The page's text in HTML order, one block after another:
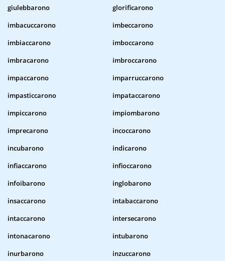
giulebbarono
glorificarono
imbacuccarono
imbeccarono
imbiaccarono
imboccarono
imbracarono
imbroccarono
impaccarono
imparruccarono
impasticcarono
impataccarono
impiccarono
impiombarono
imprecarono
incoccarono
incubarono
indicarono
infiaccarono
infioccarono
infoibarono
inglobarono
insaccarono
intabaccarono
intaccarono
intersecarono
intonacarono
intubarono
inurbarono
inzuccarono